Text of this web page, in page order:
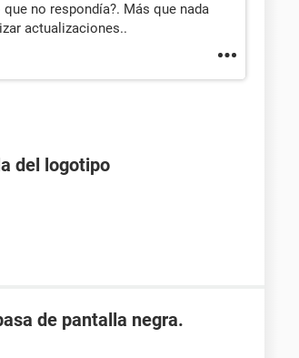
no respondía?. Más que nada
actualizaciones..
del logotipo
de pantalla negra.